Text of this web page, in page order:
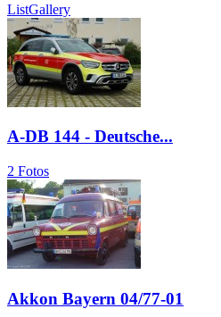
ListGallery
A-DB 144 - Deutsche...
2 Fotos
Akkon Bayern 04/77-01